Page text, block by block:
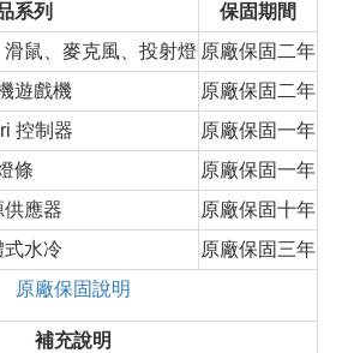
系列
保固期間
鼠、麥克風、投射燈 原廠保固二年
遊戲機
原廠保固二年
控制器
原廠保固一年
條
原廠保固一年
供應器
原廠保固十年
式水冷
原廠保固三年
原廠保固說明
補充說明